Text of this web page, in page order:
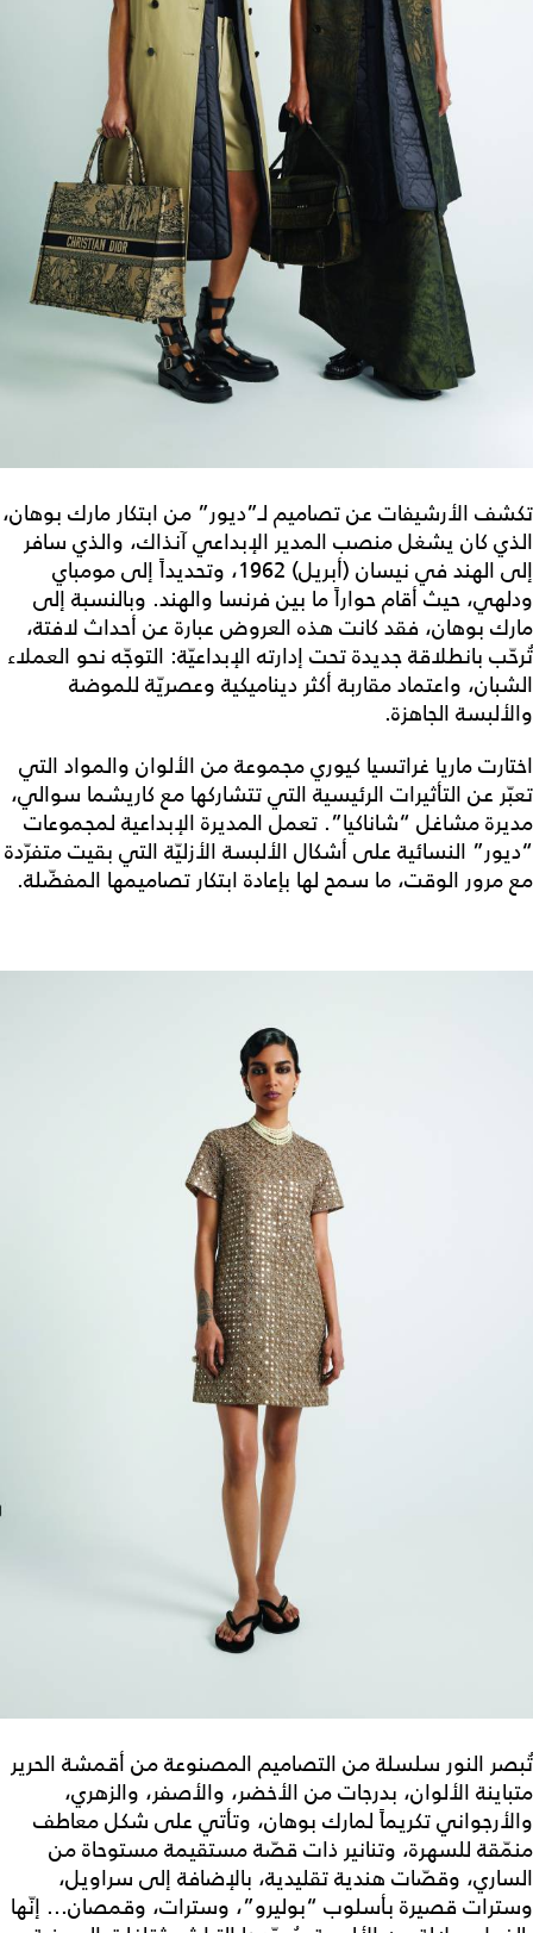
تكشف الأرشيفات عن تصاميم لـ”ديور” من ابتكار مارك بوهان،
الذي كان يشغل منصب المدير الإبداعي آنذاك، والذي سافر
إلى الهند في نيسان (أبريل) 1962، وتحديداً إلى مومباي
ودلهي، حيث أقام حواراً ما بين فرنسا والهند. وبالنسبة إلى
مارك بوهان، فقد كانت هذه العروض عبارة عن أحداث لافتة،
تُرحّب بانطلاقة جديدة تحت إدارته الإبداعيّة: التوجّه نحو العملاء
الشبان، واعتماد مقاربة أكثر ديناميكية وعصريّة للموضة
والألبسة الجاهزة.
اختارت ماريا غراتسيا كيوري مجموعة من الألوان والمواد التي
تعبّر عن التأثيرات الرئيسية التي تتشاركها مع كاريشما سوالي،
مديرة مشاغل “شاناكيا”. تعمل المديرة الإبداعية لمجموعات
“ديور” النسائية على أشكال الألبسة الأزليّة التي بقيت متفرّدة
مع مرور الوقت، ما سمح لها بإعادة ابتكار تصاميمها المفضّلة.
تُبصر النور سلسلة من التصاميم المصنوعة من أقمشة الحرير
متباينة الألوان، بدرجات من الأخضر، والأصفر، والزهري،
والأرجواني تكريماً لمارك بوهان، وتأتي على شكل معاطف
منمّقة للسهرة، وتنانير ذات قصّة مستقيمة مستوحاة من
الساري، وقصّات هندية تقليدية، بالإضافة إلى سراويل،
وسترات قصيرة بأسلوب “بوليرو”، وسترات، وقمصان... إنّها